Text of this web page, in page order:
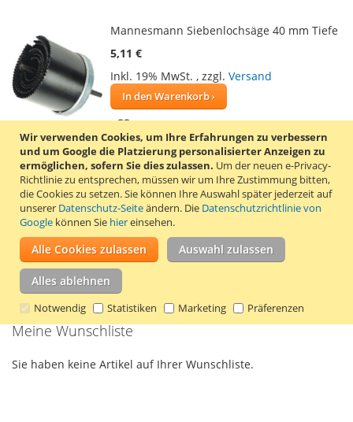
Wir verwenden Cookies, um Ihre Erfahrungen zu verbessern
und um Google die Platzierung personalisierter Anzeigen zu
ermöglichen, sofern Sie dies zulassen. Um der neuen e-Privacy-
Richtlinie zu entsprechen, müssen wir um Ihre Zustimmung bitten,
die Cookies zu setzen.Sie können Ihre Auswahl später jederzeit auf
unserer Datenschutz-Seiteändern. Die Datenschutzrichtlinie von
Google können Sie hiereinsehen.
Alle Cookies zulassen Auswahl zulassen
Alles ablehnen
Notwendig Statistiken Marketing Präferenzen
Mannesmann Siebenlochsäge 40 mm Tiefe
5,11 €
Inkl. 19% MwSt. , zzgl. Versand
In den Warenkorb
ZUR
WUNSCHLISTE
HINZUFÜGEN
ZUR
VERGLEICHSLISTE
HINZUFÜGEN
Diese Siebenlochsäge von Mannesmann
hat einen 6 mm Schaft und eignet sich zum
bohren von Löchern mit einem
Durchmesser von 26, 32, 38, 44, 51, 57 und
63 mm und einer maximalen Tiefe von ca.
40 mm.Mehr erfahren
Meine Wunschliste
Sie haben keine Artikel auf Ihrer Wunschliste.